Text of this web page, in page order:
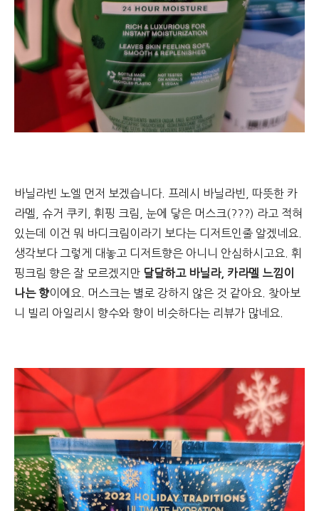
바닐라빈 노엘 먼저 보겠습니다. 프레시 바닐라빈, 따뜻한 카
라멜, 슈거 쿠키, 휘핑 크림, 눈에 닿은 머스크(???) 라고 적혀
있는데 이건 뭐 바디크림이라기 보다는 디저트인줄 알겠네요.
생각보다 그렇게 대놓고 디저트향은 아니니 안심하시고요. 휘
핑크림 향은 잘 모르겠지만 달달하고 바닐라, 카라멜 느낌이
나는 향이에요. 머스크는 별로 강하지 않은 것 같아요. 찾아보
니 빌리 아일리시 향수와 향이 비슷하다는 리뷰가 많네요.